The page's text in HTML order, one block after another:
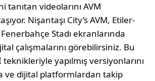
videolarını AVM
Nişantaşı City’s AVM, Etiler-
Stadı ekranlarında
çalışmalarını görebilirsiniz. Bu
teknikleriyle yapılmış versiyonlarını
ve dijital platformlardan takip